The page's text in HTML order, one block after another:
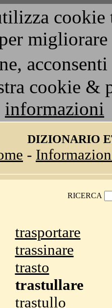
cookie &
informazioni
DIZIONARIO
-
RICERCA
trasportare
trassinare
trasto
trastullare
trastullo